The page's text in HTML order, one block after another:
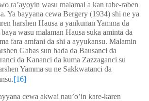
ra’ayoyin wasu malamai a kan rabe-raben
Ya bayyana cewa Bergery (1934) shi ne ya
harshen Hausa a yankunan Yamma da
wasu malaman Hausa suka aminta da
fara amfani da shi a ayyukansu. Malamin
Gabas sun haɗa da Bausanci da
da Kananci da kuma Zazzaganci su
Yamma su ne Sakkwatanci da
[16]
cewa akwai nau’o’in kare-karen